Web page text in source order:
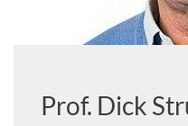
Prof. Dick